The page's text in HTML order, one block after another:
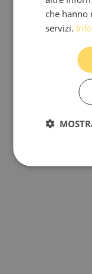
Privacy Policy|
che
servizi.